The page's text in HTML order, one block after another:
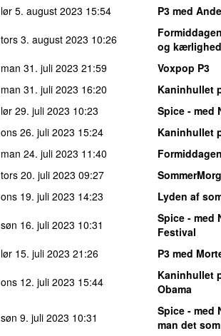
lør 5. august 2023 15:54
P3 med
tors 3. august 2023 10:26
og
man 31. juli 2023 21:59
Voxpop P3
man 31. juli 2023 16:20
Kaninhullet
lør 29. juli 2023 10:23
Spice - med
ons 26. juli 2023 15:24
Kaninhullet
man 24. juli 2023 11:40
tors 20. juli 2023 09:27
ons 19. juli 2023 14:23
Lyden af
søn 16. juli 2023 10:31
Spice - med
Festival
lør 15. juli 2023 21:26
P3 med
ons 12. juli 2023 15:44
Kaninhullet
Obama
søn 9. juli 2023 10:31
Spice - med
man det